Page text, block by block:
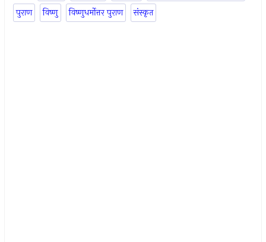
पुराण
विष्णु विष्णुधर्मोत्तर पुराण संस्कृत